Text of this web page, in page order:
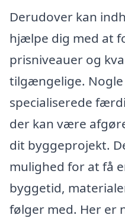
Derudover kan
hjælpe dig med at
prisniveauer og
tilgængelige.
specialiserede
der kan være
dit byggeprojekt.
mulighed for at få
byggetid,
følger med. Her er